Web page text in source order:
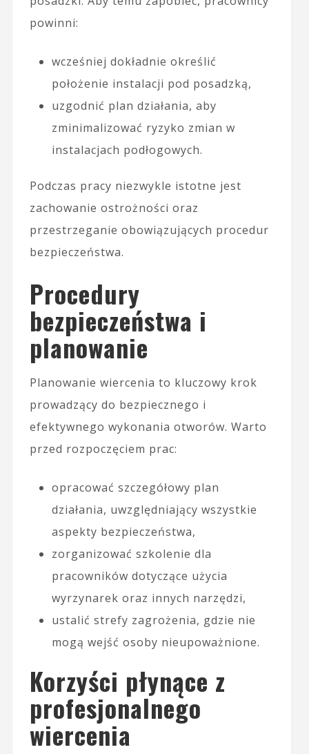
powinni:
wcześniej dokładnie określić
położenie instalacji pod posadzką,
uzgodnić plan działania, aby
zminimalizować ryzyko zmian w
instalacjach podłogowych.
Podczas pracy niezwykle istotne jest
zachowanie ostrożności oraz
przestrzeganie obowiązujących procedur
bezpieczeństwa.
Procedury
bezpieczeństwa i
planowanie
Planowanie wiercenia to kluczowy krok
prowadzący do bezpiecznego i
efektywnego wykonania otworów. Warto
przed rozpoczęciem prac:
opracować szczegółowy plan
działania, uwzględniający wszystkie
aspekty bezpieczeństwa,
zorganizować szkolenie dla
pracowników dotyczące użycia
wyrzynarek oraz innych narzędzi,
ustalić strefy zagrożenia, gdzie nie
mogą wejść osoby nieupoważnione.
Korzyści płynące z
profesjonalnego
wiercenia